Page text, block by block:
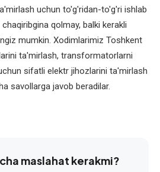
uchun to'g'ridan-to'g'ri ishlab
qolmay, balki kerakli
mumkin. Xodimlarimiz Toshkent
ta'mirlash, transformatorlarni
sifatli elektr jihozlarini ta'mirlash
savollarga javob beradilar.
maslahat kerakmi?